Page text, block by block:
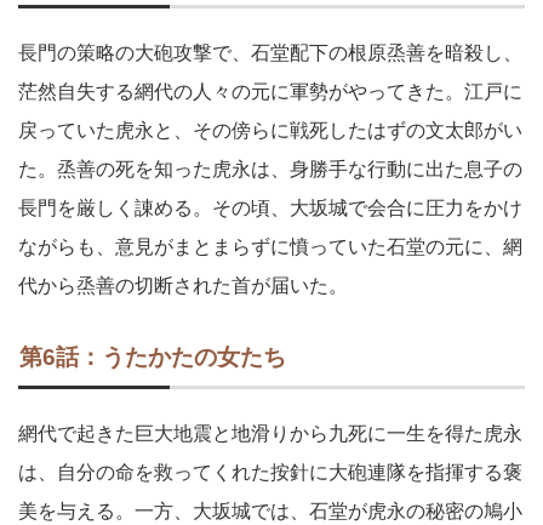
長門の策略の大砲攻撃で、石堂配下の根原烝善を暗殺し、
茫然自失する網代の人々の元に軍勢がやってきた。江戸に
戻っていた虎永と、その傍らに戦死したはずの文太郎がい
た。烝善の死を知った虎永は、身勝手な行動に出た息子の
長門を厳しく諌める。その頃、大坂城で会合に圧力をかけ
ながらも、意見がまとまらずに憤っていた石堂の元に、網
代から烝善の切断された首が届いた。
第6話：うたかたの女たち
網代で起きた巨大地震と地滑りから九死に一生を得た虎永
は、自分の命を救ってくれた按針に大砲連隊を指揮する褒
美を与える。一方、大坂城では、石堂が虎永の秘密の鳩小